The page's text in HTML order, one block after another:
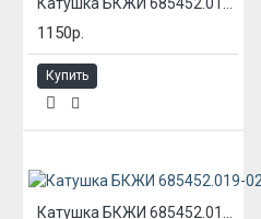
1150р.
Купить